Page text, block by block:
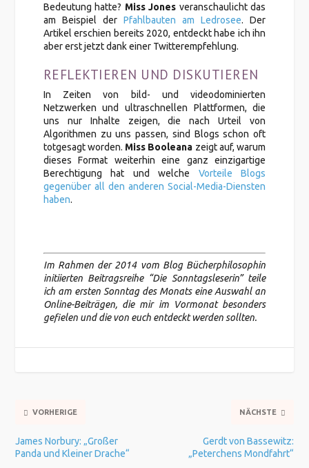
Bedeutung hatte? Miss Jones veranschaulicht das
am Beispiel der Pfahlbauten am Ledrosee. Der
Artikel erschien bereits 2020, entdeckt habe ich ihn
aber erst jetzt dank einer Twitterempfehlung.
REFLEKTIEREN UND DISKUTIEREN
In Zeiten von bild- und videodominierten
Netzwerken und ultraschnellen Plattformen, die
uns nur Inhalte zeigen, die nach Urteil von
Algorithmen zu uns passen, sind Blogs schon oft
totgesagt worden. Miss Booleana zeigt auf, warum
dieses Format weiterhin eine ganz einzigartige
Berechtigung hat und welche Vorteile Blogs
gegenüber all den anderen Social-Media-Diensten
haben.
Im Rahmen der 2014 vom Blog Bücherphilosophin
initiierten Beitragsreihe “Die Sonntagsleserin” teile
ich am ersten Sonntag des Monats eine Auswahl an
Online-Beiträgen, die mir im Vormonat besonders
gefielen und die von euch entdeckt werden sollten.
VORHERIGE
James Norbury: „Großer
Panda und Kleiner Drache“
NÄCHSTE
Gerdt von Bassewitz:
„Peterchens Mondfahrt“